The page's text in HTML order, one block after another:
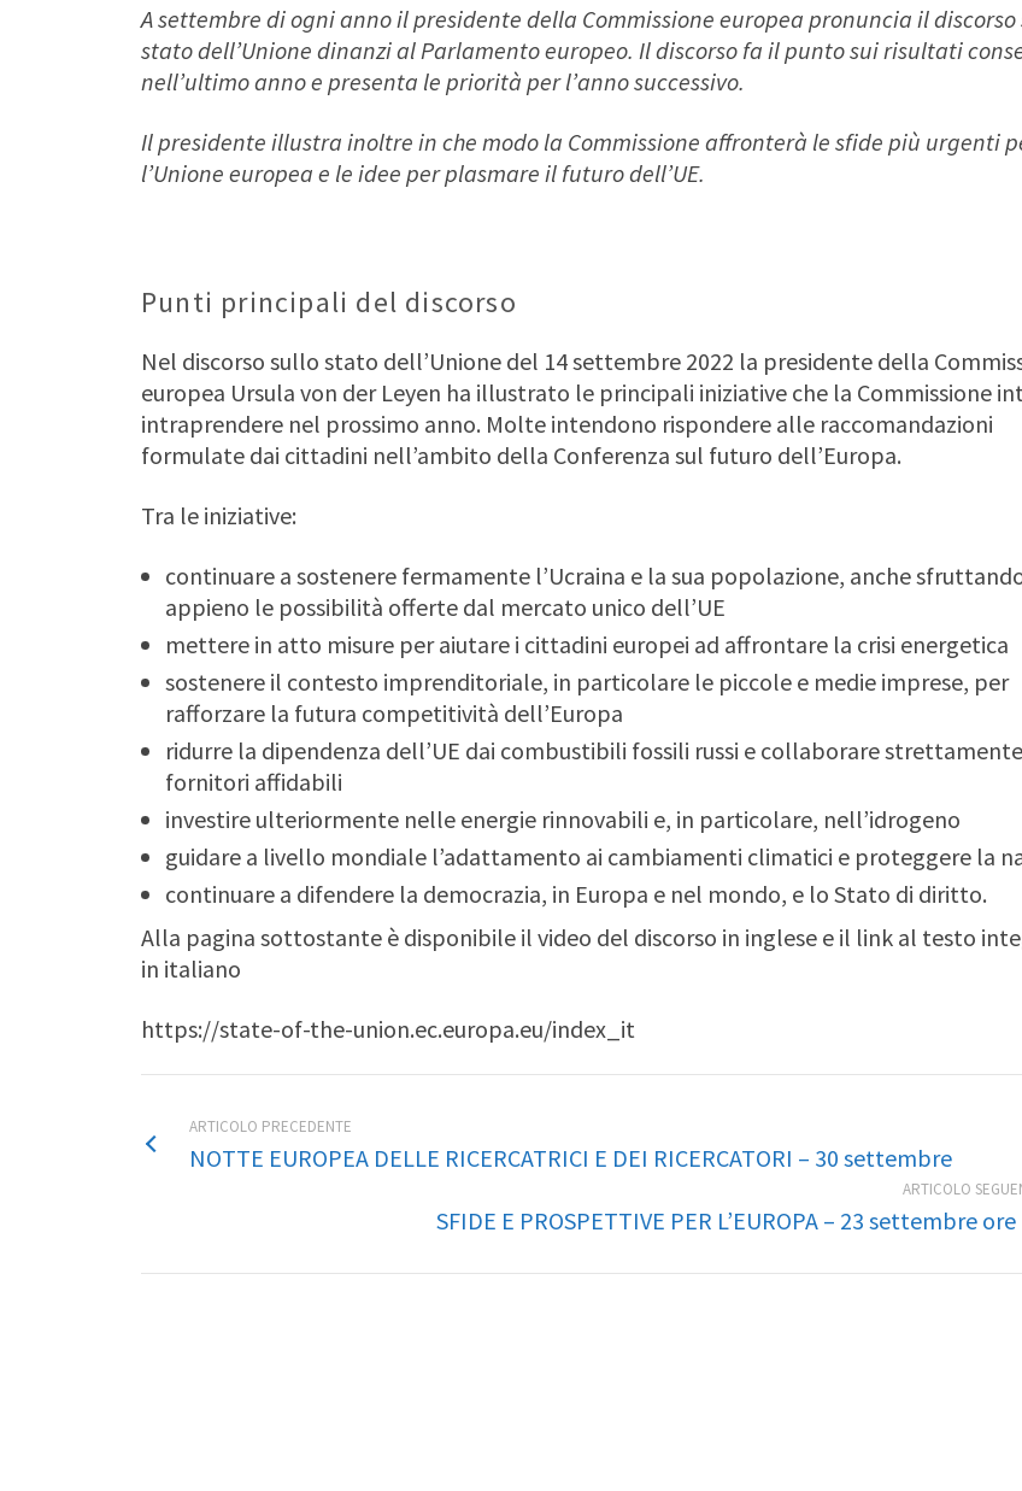
A settembre di ogni anno il presidente della Commissione europea pronuncia il discorso
stato dell’Unione dinanzi al Parlamento europeo. Il discorso fa il punto sui risultati
nell’ultimo anno e presenta le priorità per l’anno successivo.
Il presidente illustra inoltre in che modo la Commissione affronterà le sfide più urgenti
l’Unione europea e le idee per plasmare il futuro dell’UE.
Punti principali del discorso
Nel discorso sullo stato dell’Unione del 14 settembre 2022 la presidente della
europea Ursula von der Leyen ha illustrato le principali iniziative che la Commissione
intraprendere nel prossimo anno. Molte intendono rispondere alle raccomandazioni
formulate dai cittadini nell’ambito della Conferenza sul futuro dell’Europa.
Tra le iniziative:
continuare a sostenere fermamente l’Ucraina e la sua popolazione, anche
appieno le possibilità offerte dal mercato unico dell’UE
mettere in atto misure per aiutare i cittadini europei ad affrontare la crisi energetica
sostenere il contesto imprenditoriale, in particolare le piccole e medie imprese, per
rafforzare la futura competitività dell’Europa
ridurre la dipendenza dell’UE dai combustibili fossili russi e collaborare
fornitori affidabili
investire ulteriormente nelle energie rinnovabili e, in particolare, nell’idrogeno
guidare a livello mondiale l’adattamento ai cambiamenti climatici e proteggere la
continuare a difendere la democrazia, in Europa e nel mondo, e lo Stato di diritto.
Alla pagina sottostante è disponibile il video del discorso in inglese e il link al testo
in italiano
https://state-of-the-union.ec.europa.eu/index_it
ARTICOLO PRECEDENTE
NOTTE EUROPEA DELLE RICERCATRICI E DEI RICERCATORI – 30 settembre
ARTICOLO
SFIDE E PROSPETTIVE PER L’EUROPA – 23 settembre ore